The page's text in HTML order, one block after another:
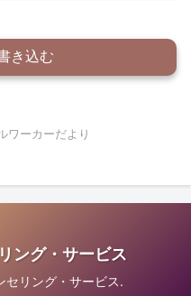
き込む
ワーカーだより
ング・サービス
リング・サービス.